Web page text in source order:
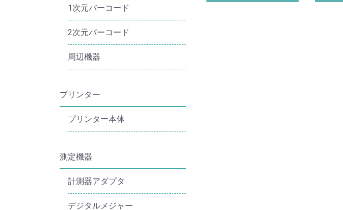
1次元バーコード
2次元バーコード
周辺機器
プリンター
プリンター本体
測定機器
計測器アダプタ
デジタルメジャー